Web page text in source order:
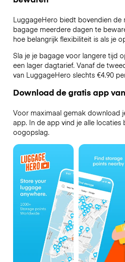
LuggageHero biedt bovendien de
bagage meerdere dagen te
hoe belangrijk flexibiliteit is als je
Sla je je bagage voor langere tijd
een lager dagtarief. Vanaf de
van LuggageHero slechts €4.90
Download de gratis app
Voor maximaal gemak download
app. In de app vind je alle locaties
oogopslag.